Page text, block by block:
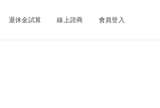
退休金試算 線上諮商 會員登入